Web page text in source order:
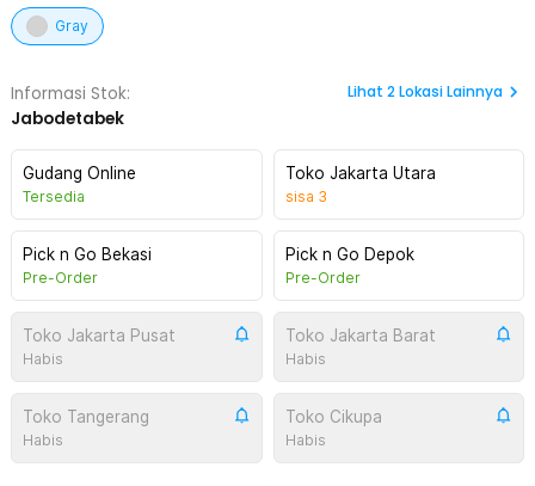
Gray
Informasi Stok:
Jabodetabek
Lihat 2Lokasi Lainnya
Gudang Online
Tersedia
Toko Jakarta Utara
sisa 3
Pick n Go Bekasi
Pre-Order
Pick n Go Depok
Pre-Order
Toko Jakarta Pusat
Habis
Toko Jakarta Barat
Habis
Toko Tangerang
Habis
Toko Cikupa
Habis